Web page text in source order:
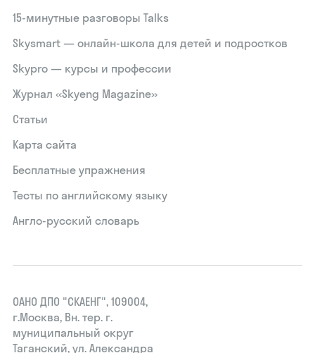
15‑минутные разговоры Talks
Skysmart — онлайн-школа для детей и подростков
Skypro — курсы и профессии
Журнал «Skyeng Magazine»
Статьи
Карта сайта
Бесплатные упражнения
Тесты по английскому языку
Англо-русский словарь
ОАНО ДПО "СКАЕНГ", 109004,
г.Москва, Вн. тер. г.
муниципальный округ
Таганский, ул. Александра